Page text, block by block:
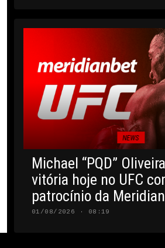
NEWS
Michael “PQD”
vitória hoje no UFC
patrocínio da
01/08/2026 · 08:19